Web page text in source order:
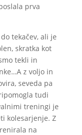
prva
tekačev, ali je
skratka kot
tekli in
z voljo in
seveda pa
tudi
treningi je
kolesarjenje. Z
na